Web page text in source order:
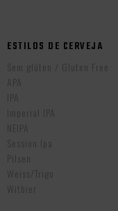
ESTILOS DE CERVEJA
Sem glúten / Gluten Free
APA
IPA
Imperial IPA
NEIPA
Session Ipa
Pilsen
Weiss/Trigo
Witbier